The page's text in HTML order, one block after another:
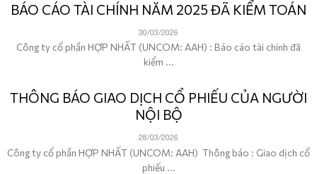
BÁO CÁO TÀI CHÍNH NĂM 2025 ĐÃ KIỂM TOÁN
30/03/2026
Công ty cổ phần HỢP NHẤT (UNCOM: AAH) : Báo cáo tài chính đã
kiểm ...
THÔNG BÁO GIAO DỊCH CỔ PHIẾU CỦA NGƯỜI
NỘI BỘ
28/03/2026
Công ty cổ phần HỢP NHẤT (UNCOM: AAH) Thông báo : Giao dịch cổ
phiếu ...